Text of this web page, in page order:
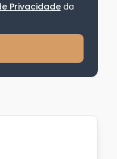
Privacidadeda